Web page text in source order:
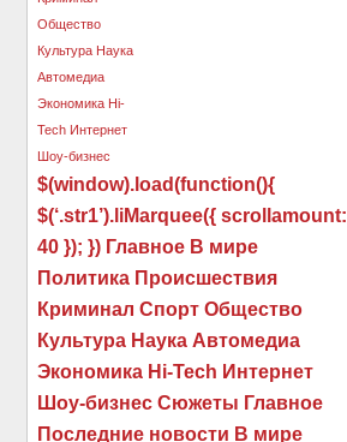
$(window).load(function(){
$(‘.str1’).liMarquee({ scrollamount:
40 }); }) Главное В мире
Политика Происшествия
Криминал Спорт Общество
Культура Наука Автомедиа
Экономика Hi-Tech Интернет
Шоу-бизнес Сюжеты Главное
Последние новости В мире